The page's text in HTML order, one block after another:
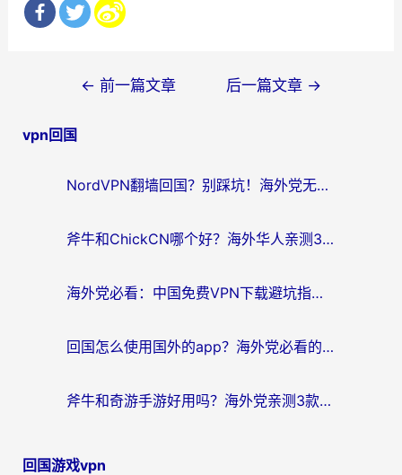
导
← 前一篇文章 后一篇文章 →
vpn回国
NordVPN翻墙回国？别踩坑！海外党无缝访问国内资源的真实指南
斧牛和ChickCN哪个好？海外华人亲测3款回国加速器+免费试用攻略
海外党必看：中国免费VPN下载避坑指南 + 无缝访问国内资源的终极方案
回国怎么使用国外的app？海外党必看的无缝访问国内资源全攻略
斧牛和奇游手游好用吗？海外党亲测3款回国加速器，选对才能无缝刷国内资源
回国游戏vpn